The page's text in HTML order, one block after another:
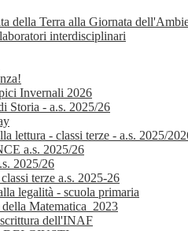
della Terra alla Giornata
interdisciplinari
Invernali 2026
Storia - a.s. 2025/26
lettura - classi terze - a.s. 2025/
a.s. 2025/26
2025/26
terze a.s. 2025-26
legalità - scuola primaria
Matematica_2023
dell'INAF